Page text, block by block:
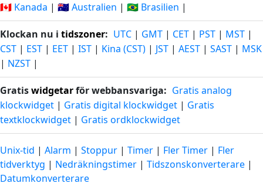
🇨🇦 Kanada | 🇦🇺 Australien | 🇧🇷 Brasilien |
Klockan nu i tidszoner: UTC | GMT | CET | PST | MST |
CST | EST | EET | IST | Kina (CST) | JST | AEST | SAST | MSK
| NZST |
Gratiswidgetarför webbansvariga: Gratis analog
klockwidget | Gratis digital klockwidget | Gratis
textklockwidget | Gratis ordklockwidget
Unix-tid | Alarm | Stoppur | Timer | Fler Timer | Fler
tidverktyg | Nedräkningstimer | Tidszonskonverterare |
Datumkonverterare